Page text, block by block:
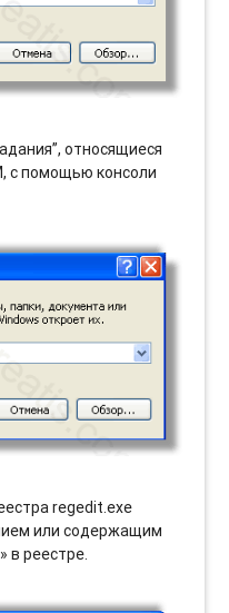
относящиеся
с помощью консоли
regedit.exe
или содержащим
в реестре.